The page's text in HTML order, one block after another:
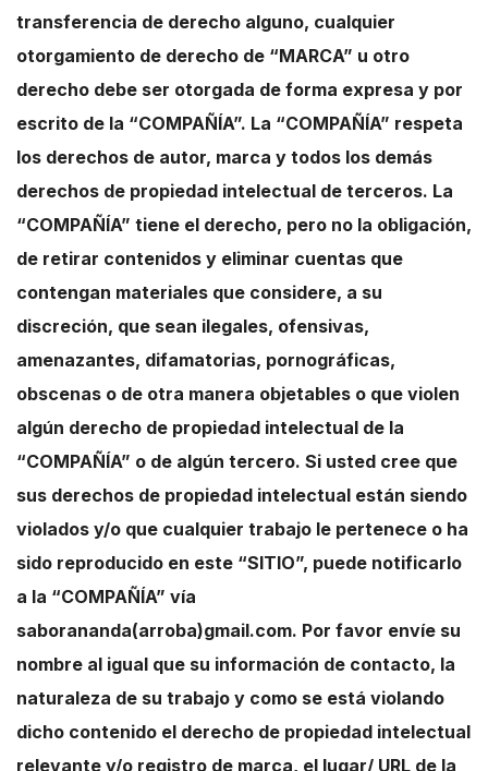
transferencia de derecho alguno, cualquier
otorgamiento de derecho de “MARCA” u otro
derecho debe ser otorgada de forma expresa y por
escrito de la “COMPAÑÍA”. La “COMPAÑÍA” respeta
los derechos de autor, marca y todos los demás
derechos de propiedad intelectual de terceros. La
“COMPAÑÍA” tiene el derecho, pero no la obligación,
de retirar contenidos y eliminar cuentas que
contengan materiales que considere, a su
discreción, que sean ilegales, ofensivas,
amenazantes, difamatorias, pornográficas,
obscenas o de otra manera objetables o que violen
algún derecho de propiedad intelectual de la
“COMPAÑÍA” o de algún tercero. Si usted cree que
sus derechos de propiedad intelectual están siendo
violados y/o que cualquier trabajo le pertenece o ha
sido reproducido en este “SITIO”, puede notificarlo
a la “COMPAÑÍA” vía
saborananda(arroba)gmail.com. Por favor envíe su
nombre al igual que su información de contacto, la
naturaleza de su trabajo y como se está violando
dicho contenido el derecho de propiedad intelectual
relevante y/o registro de marca, el lugar/ URL de la